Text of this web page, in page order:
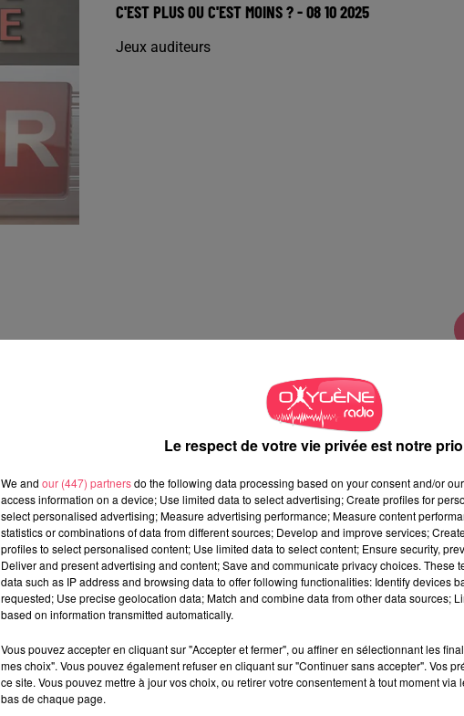
C'EST PLUS OU C'EST MOINS ? - 08 10 2025
Jeux auditeurs
Le respect de votre vie privée est notre
We and our (447) partnersdo the following data processing based on your consent and/or
access information on a device; Use limited data to select advertising; Create profiles for
select personalised advertising; Measure advertising performance; Measure content
statistics or combinations of data from different sources; Develop and improve services;
profiles to select personalised content; Use limited data to select content; Ensure security,
Deliver and present advertising and content; Save and communicate privacy choices. These
data such as IP address and browsing data to offer following functionalities: Identify devices
requested; Use precise geolocation data; Match and combine data from other data sources;
based on information transmitted automatically.
Vous pouvez accepter en cliquant sur "Accepter et fermer", ou affiner en sélectionnant les
mes choix". Vous pouvez également refuser en cliquant sur "Continuer sans accepter". Vos
ce site. Vous pouvez mettre à jour vos choix, ou retirer votre consentement à tout moment via
bas de chaque page.